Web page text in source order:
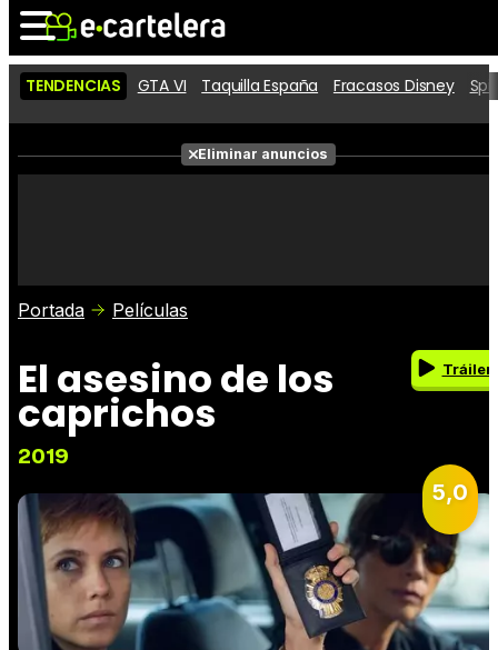
Noticias
Cartelera
Críticas
TENDENCIAS GTA VI Taquilla España Fracasos Disney
Eliminar anuncios
Portada Películas
El asesino de los
caprichos
2019
Tráiler
5,0